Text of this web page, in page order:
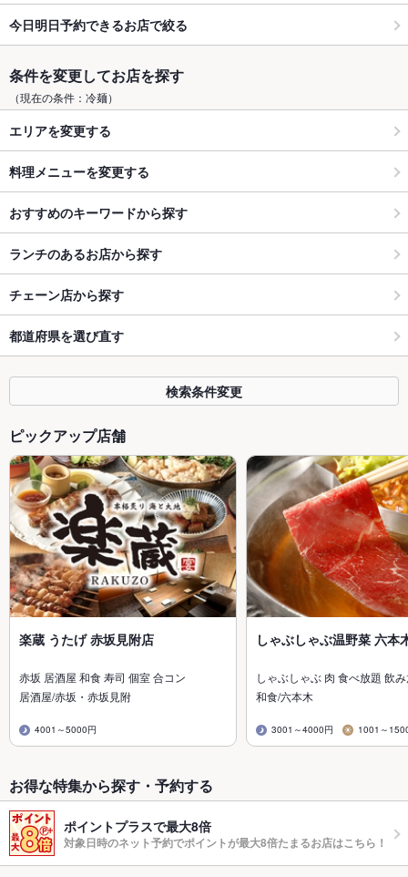
今日明日予約できるお店で絞る
条件を変更してお店を探す
（現在の条件：冷麺）
エリアを変更する
料理メニューを変更する
おすすめのキーワードから探す
ランチのあるお店から探す
チェーン店から探す
都道府県を選び直す
検索条件変更
ピックアップ店舗
楽蔵 うたげ 赤坂見附店
赤坂 居酒屋 和食 寿司 個室 合コン
居酒屋/赤坂・赤坂見附
4001～5000円
しゃぶしゃぶ温野菜 六本
しゃぶしゃぶ 肉 食べ放題 飲
和食/六本木
3001～4000円 1001～
お得な特集から探す・予約する
ポイントプラスで最大8倍
対象日時のネット予約でポイントが最大8倍たまるお店はこちら！